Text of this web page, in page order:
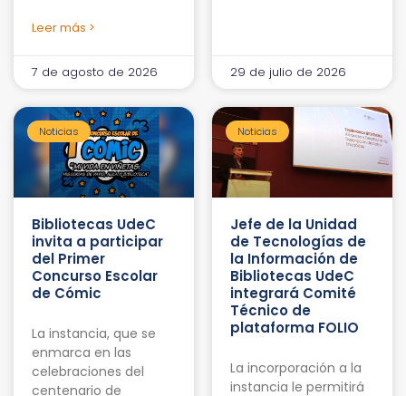
Leer más >
7 de agosto de 2026 29 de julio de 2026
Noticias
Bibliotecas UdeC
invita a participar
del Primer
Concurso Escolar
de Cómic
La instancia, que se
enmarca en las
celebraciones del
centenario de
Noticias
Jefe de la Unidad
de Tecnologías de
la Información de
Bibliotecas UdeC
integrará Comité
Técnico de
plataforma FOLIO
La incorporación a la
instancia le permitirá